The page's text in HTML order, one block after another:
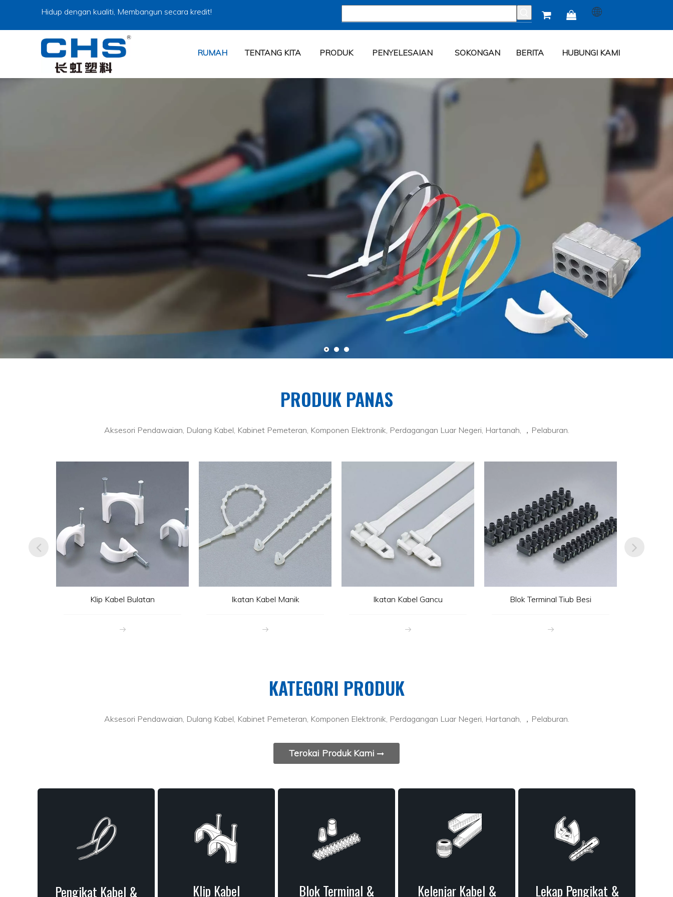
Hidup dengan kualiti, Membangun secara kredit!  
RUMAH TENTANG KITA PRODUK PENYELESAIAN SOKONGAN BERITA HUBUNGI KAMI
SEJARAH 30 TAHUN DIKHUSUSKAN DALAM AKSESORI PENDAWAIAN.
Produk Utama: pengikat kabel, klip kabel, blok terminal, terminal bertebat, sambungan wayar,
pelekap pengikat, jalur pembalut lingkaran, saluran pendawaian, kelenjar kabel dan aksesori wayar
PRODUK PANAS
Aksesori Pendawaian, Dulang Kabel, Kabinet Pemeteran, Komponen Elektronik, Perdagangan Luar Negeri, Hartanah, ，Pelaburan.
Klip Kabel Bulatan Ikatan Kabel Manik Ikatan Kabel Gancu Blok Terminal Tiub Besi
KATEGORI PRODUK
Aksesori Pendawaian, Dulang Kabel, Kabinet Pemeteran, Komponen Elektronik, Perdagangan Luar Negeri, Hartanah, ，Pelaburan.
Terokai Produk Kami
Pengikat Kabel &
Klip Kabel
Blok Terminal &
Kelenjar Kabel &
Lekap Pengikat &